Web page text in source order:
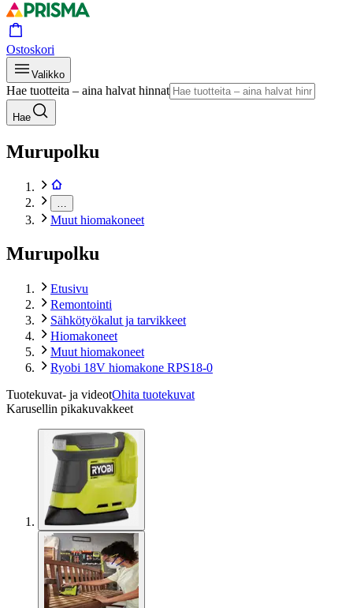
Ostoskori
Valikko
Hae tuotteita – aina halvat hinnat
Hae
Murupolku
Muut hiomakoneet
Murupolku
Etusivu
Remontointi
Sähkötyökalut ja tarvikkeet
Hiomakoneet
Muut hiomakoneet
Ryobi 18V hiomakone RPS18-0
Tuotekuvat- ja videotOhita tuotekuvat
Karusellin pikakuvakkeet